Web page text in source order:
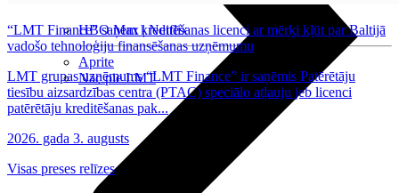
HBO Max | Netflix
Aprite
Nāc pie LMT
“LMT Finance” saņem kreditēšanas licenci ar mērķi kļūt par Baltijā
vadošo tehnoloģiju finansēšanas uzņēmumu
LMT grupas uzņēmums “LMT Finance” ir saņēmis Patērētāju
tiesību aizsardzības centra (PTAC) speciālo atļauju jeb licenci
patērētāju kreditēšanas pak...
2026. gada 3. augusts
Visas preses relīzes